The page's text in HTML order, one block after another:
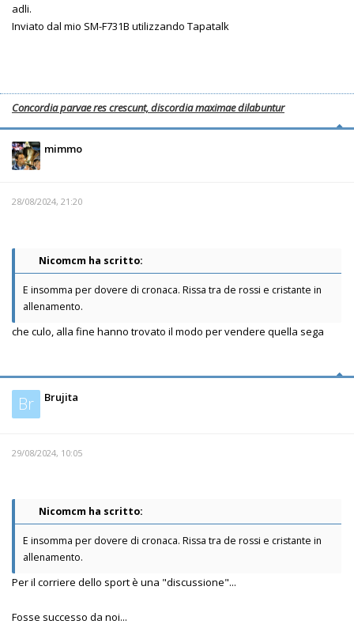
adli.
Inviato dal mio SM-F731B utilizzando Tapatalk
Concordia parvae res crescunt, discordia maximae dilabuntur
mimmo
28/08/2024, 21:20
Nicomcm ha scritto:
E insomma per dovere di cronaca. Rissa tra de rossi e cristante in
allenamento.
che culo, alla fine hanno trovato il modo per vendere quella sega
Br Brujita
29/08/2024, 10:05
Nicomcm ha scritto:
E insomma per dovere di cronaca. Rissa tra de rossi e cristante in
allenamento.
Per il corriere dello sport è una "discussione"...
Fosse successo da noi...